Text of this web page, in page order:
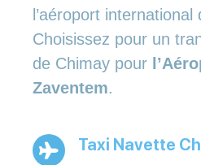
l’aéroport
Choisissez pour un
de Chimay pour
Zaventem.
Taxi Navette